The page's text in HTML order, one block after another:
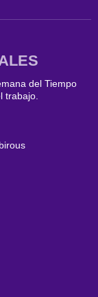
del Tiempo
trabajo.